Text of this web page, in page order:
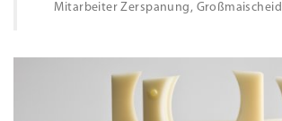
Mitarbeiter Zerspanung, Großmaischeid